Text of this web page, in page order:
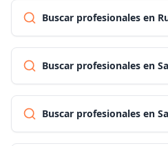
Buscar profesionales en
Buscar profesionales en
Buscar profesionales en